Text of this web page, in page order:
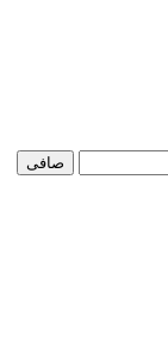
صافی